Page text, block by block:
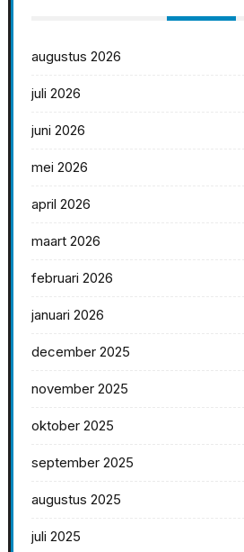
augustus 2026
juli 2026
juni 2026
mei 2026
april 2026
maart 2026
februari 2026
januari 2026
december 2025
november 2025
oktober 2025
september 2025
augustus 2025
juli 2025